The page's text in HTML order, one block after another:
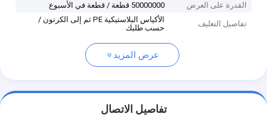
القدرة على العرض
50000000 قطعة / قطعة في الأسبوع
تفاصيل التغليف
الأكياس البلاستيكية PE ثم إلى الكرتون /
حسب طلبك
عرض المزيد
تفاصيل الاتصال